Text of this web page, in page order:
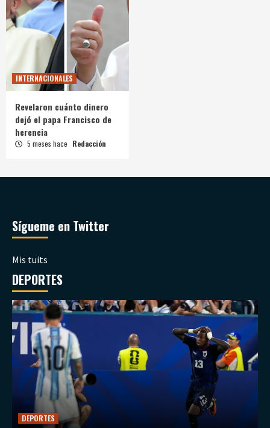
INTERNACIONALES
Revelaron cuánto dinero
dejó el papa Francisco de
herencia
5 meses hace Redacción
Sígueme en Twitter
Mis tuits
DEPORTES
DEPORTES